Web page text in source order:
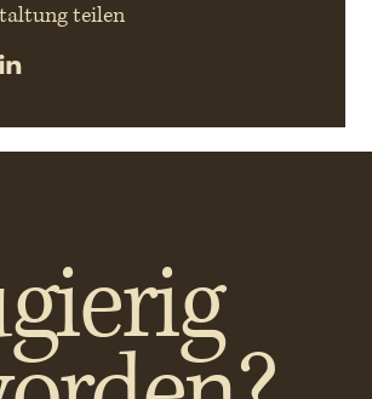
teilen